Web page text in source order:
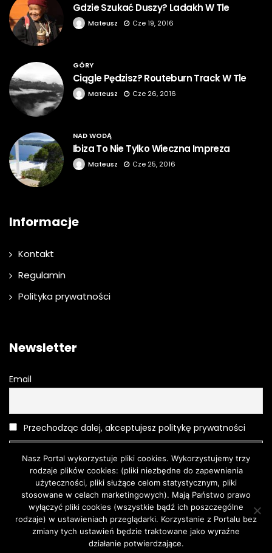
Gdzie Szukać Duszy? Ladakh W Tle
Mateusz Cze 19, 2016
GÓRY
Ciągle Pędzisz? Routeburn Track W Tle
Mateusz Cze 26, 2016
NAD WODĄ
Ibiza To Nie Tylko Wieczna Impreza
Mateusz Cze 25, 2016
Informacje
Kontakt
Regulamin
Polityka prywatności
Newsletter
Email
Przechodząc dalej, akceptujesz politykę prywatności
Moda O urodzie Kosmetyki Pielęgnacja
Moda męska
Nasz Portal wykorzystuje pliki cookies. Wykorzystujemy trzy
rodzaje plików cookies: (pliki niezbędne do zapewnienia
użyteczności, pliki służące celom statystycznym, pliki
stosowane w celach marketingowych). Mają Państwo prawo
wyłączyć pliki cookies (wszystkie bądź ich poszczególne
rodzaje) w ustawieniach przeglądarki. Korzystanie z Portalu bez
zmiany tych ustawień będzie traktowane jako wyraźne
działanie potwierdzające.